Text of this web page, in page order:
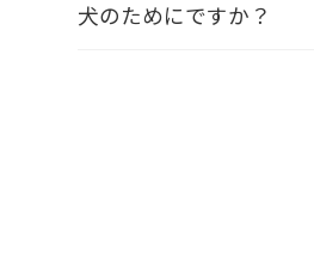
犬のためにですか？